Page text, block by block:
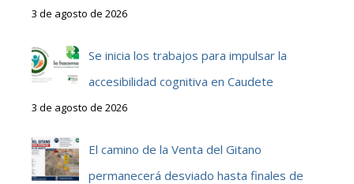
3 de agosto de 2026
Se inicia los trabajos para impulsar la
accesibilidad cognitiva en Caudete
3 de agosto de 2026
El camino de la Venta del Gitano
permanecerá desviado hasta finales de